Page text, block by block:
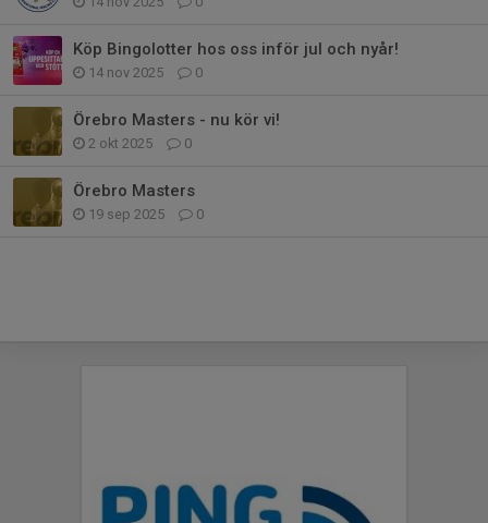
Köp Bingolotter hos oss inför jul och nyår!
14 nov 2025 0
Örebro Masters - nu kör vi!
2 okt 2025 0
Örebro Masters
19 sep 2025 0